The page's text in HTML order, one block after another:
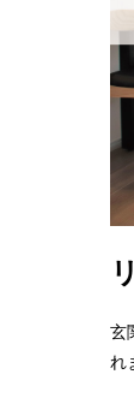
玄
れ